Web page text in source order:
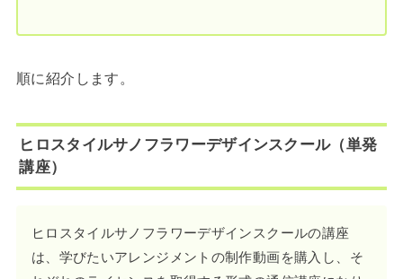
順に紹介します。
ヒロスタイルサノフラワーデザインスクール（単発
講座）
ヒロスタイルサノフラワーデザインスクールの講座
は、学びたいアレンジメントの制作動画を購入し、そ